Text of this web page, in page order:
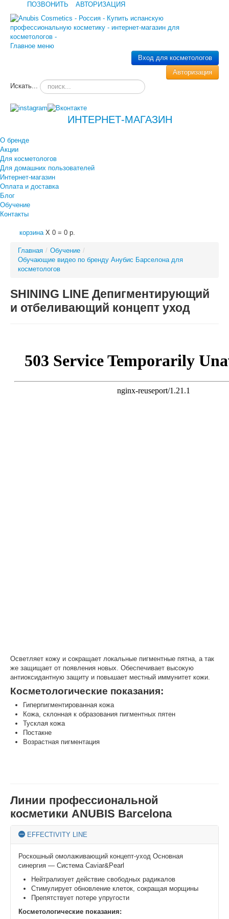
ПОЗВОНИТЬ АВТОРИЗАЦИЯ
Главное меню
Вход для косметологов
Авторизация
Искать...
ИНТЕРНЕТ-МАГАЗИН
О бренде
Акции
Для косметологов
Для домашних пользователей
Интернет-магазин
Оплата и доставка
Блог
Обучение
Контакты
корзина X 0 = 0 р.
Главная / Обучение /
Обучающие видео по бренду Анубис Барселона для
косметологов
SHINING LINE Депигментирующий
и отбеливающий концепт уход
Осветляет кожу и сокращает локальные пигментные пятна, а так
же защищает от появления новых. Обеспечивает высокую
антиоксидантную защиту и повышает местный иммунитет кожи.
Косметологические показания:
Гиперпигментированная кожа
Кожа, склонная к образования пигментных пятен
Тусклая кожа
Постакне
Возрастная пигментация
Линии профессиональной
косметики ANUBIS Barcelona
EFFECTIVITY LINE
Роскошный омолаживающий концепт-уход Основная
синергия — Система Caviar&Pearl
Нейтрализует действие свободных радикалов
Стимулирует обновление клеток, сокращая морщины
Препятствует потере упругости
Косметологические показания: